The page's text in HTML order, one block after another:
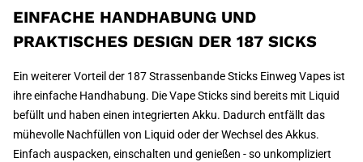
EINFACHE HANDHABUNG UND
PRAKTISCHES DESIGN DER 187 SICKS
Ein weiterer Vorteil der 187 Strassenbande Sticks Einweg Vapes ist
ihre einfache Handhabung. Die Vape Sticks sind bereits mit Liquid
befüllt und haben einen integrierten Akku. Dadurch entfällt das
mühevolle Nachfüllen von Liquid oder der Wechsel des Akkus.
Einfach auspacken, einschalten und genießen - so unkompliziert